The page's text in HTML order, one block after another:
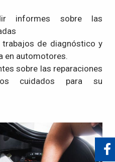
informes sobre las
de diagnóstico y
en automotores.
sobre las reparaciones
cuidados para su